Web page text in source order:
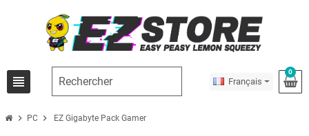
view_headline Français
0
chevron_right PC chevron_right EZ Gigabyte Pack Gamer